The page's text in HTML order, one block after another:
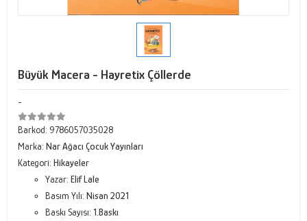
Büyük Macera - Hayretix Çöllerde
-
Barkod: 9786057035028
Marka: Nar Ağacı Çocuk Yayınları
Kategori: Hikayeler
Yazar: Elif Lale
Basım Yılı: Nisan 2021
Baskı Sayısı: 1.Baskı